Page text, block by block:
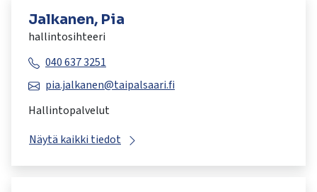
Jalkanen, Pia
hallintosihteeri
040 637 3251
pia.jalkanen@taipalsaari.fi
Hallintopalvelut
Näytä kaikki tiedot